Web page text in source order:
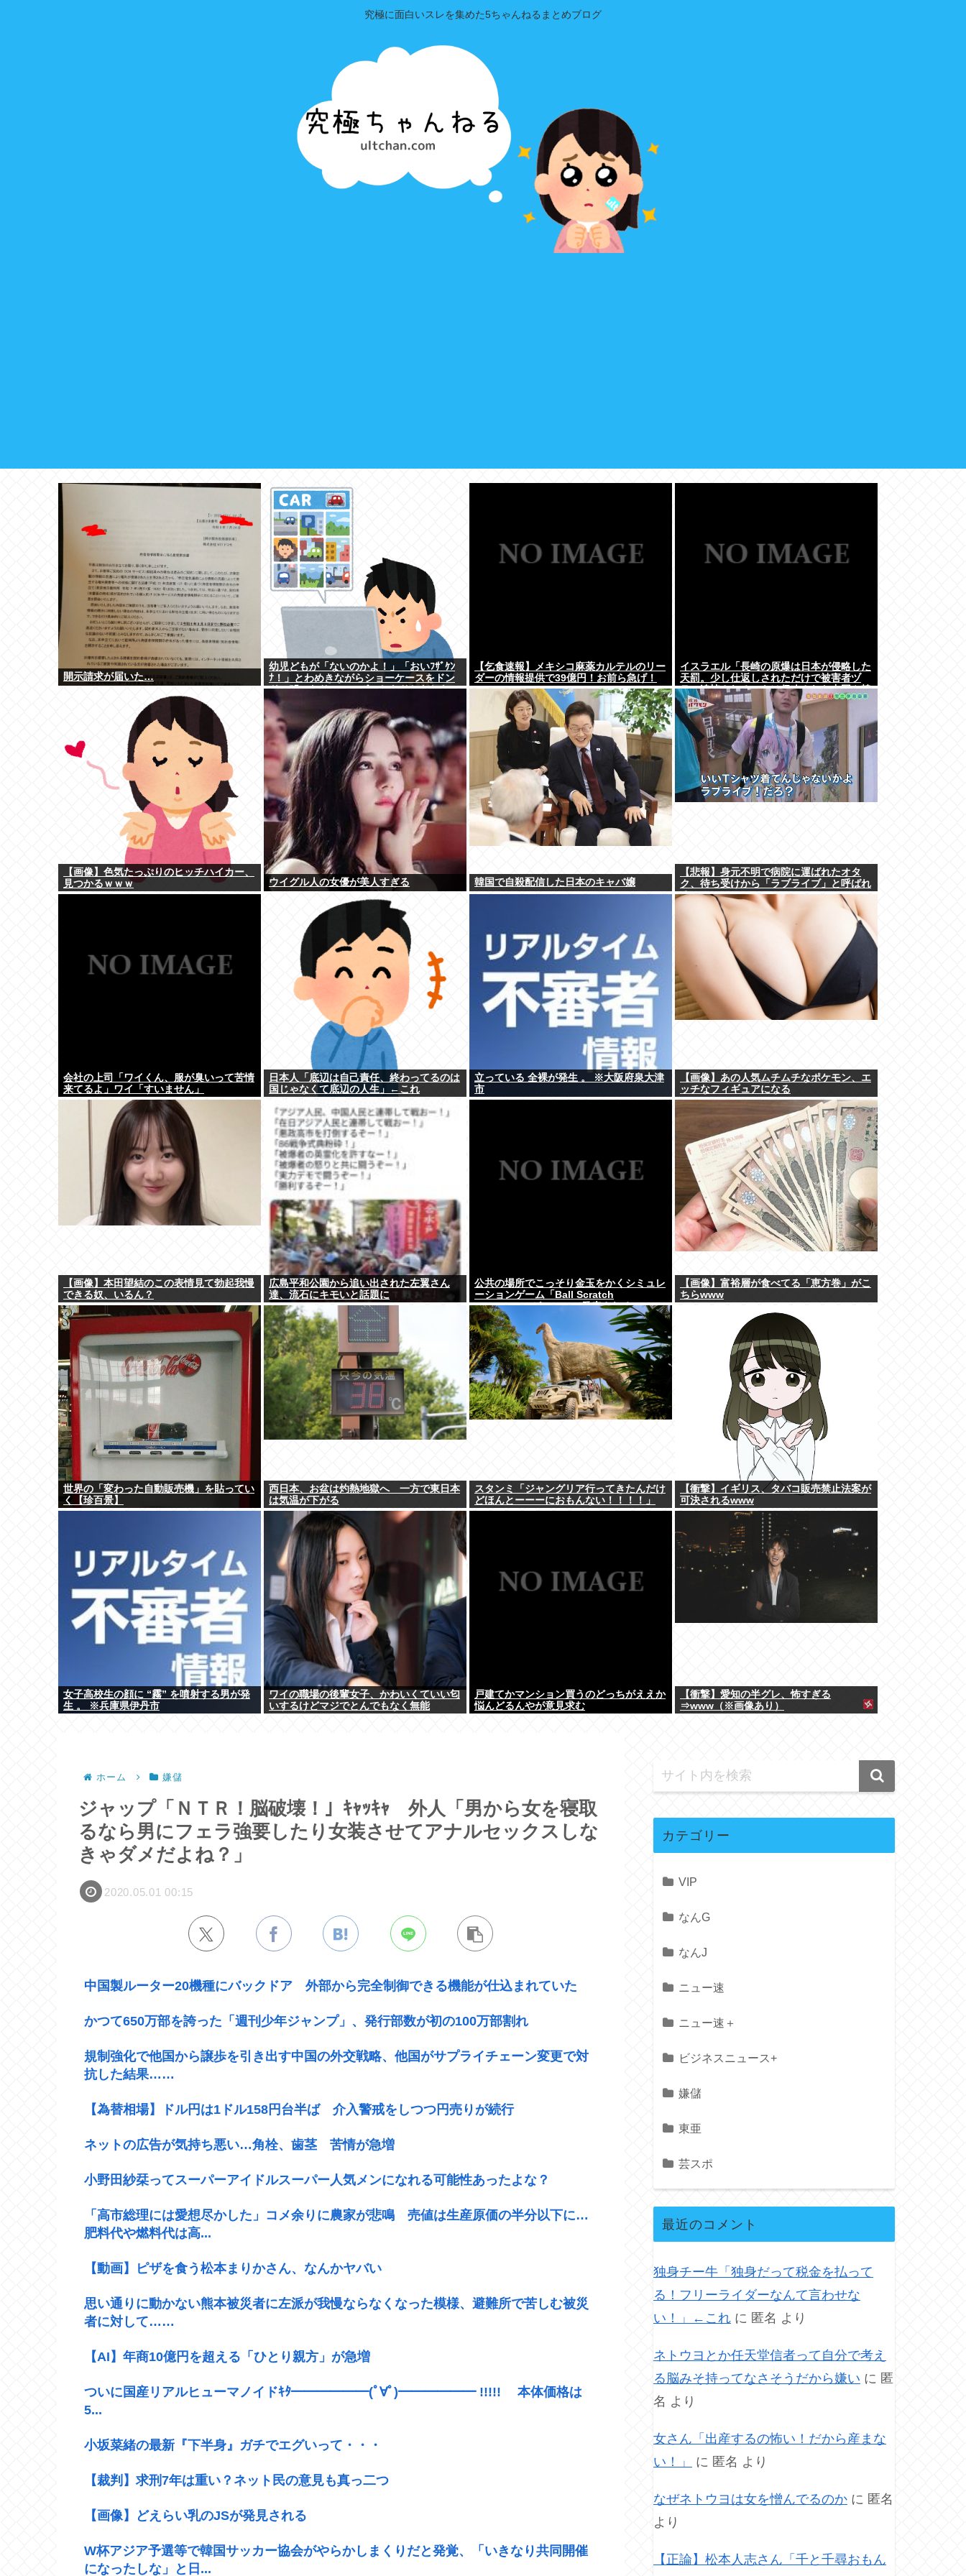
究極に面白いスレを集めた5ちゃんねるまとめブログ
開示請求が届いた…
幼児どもが「ないのかよ！」「おいﾌｻﾞｹﾝ
ﾅ！」とわめきながらショーケースをドン
ドン叩いたり、エルボーしたりしだした
【乞食速報】メキシコ麻薬カルテルのリー
ダーの情報提供で39億円！お前ら急げ！
イスラエル「長崎の原爆は日本が侵略した
天罰。少し仕返しされただけで被害者ヅ
ラ。追悼されるべきは侵略された中国や韓
国の人々だよ
【画像】色気たっぷりのヒッチハイカー、
見つかるｗｗｗ
ウイグル人の女優が美人すぎる 韓国で自殺配信した日本のキャバ嬢
【悲報】身元不明で病院に運ばれたオタ
ク、待ち受けから「ラブライブ」と呼ばれ
るwww
会社の上司「ワイくん、服が臭いって苦情
来てるよ」ワイ「すいません」
日本人「底辺は自己責任、終わってるのは
国じゃなくて底辺の人生」←これ
立っている 全裸が発生 。 ※大阪府泉大津
市
【画像】あの人気ムチムチなポケモン、エ
ッチなフィギュアになる
【画像】本田望結のこの表情見て勃起我慢
できる奴、いるん？
広島平和公園から追い出された左翼さん
達、流石にキモいと話題に
公共の場所でこっそり金玉をかくシミュレ
ーションゲーム「Ball Scratch
Simulator」がSteamで発表される
【画像】富裕層が食べてる「恵方巻」がこ
ちらwww
世界の「変わった自動販売機」を貼ってい
く【珍百景】
西日本、お盆は灼熱地獄へ 一方で東日本
は気温が下がる
スタンミ「ジャングリア行ってきたんだけ
どほんとーーーにおもんない！！！！」
【衝撃】イギリス、タバコ販売禁止法案が
可決されるwww
女子高校生の顔に “霧” を噴射する男が発
生 。 ※兵庫県伊丹市
ワイの職場の後輩女子、かわいくていい匂
いするけどマジでとんでもなく無能
戸建てかマンション買うのどっちがええか
悩んどるんやが意見求む
【衝撃】愛知の半グレ、怖すぎる
⇒www（※画像あり）
ホーム 嫌儲
ジャップ「ＮＴＲ！脳破壊！」ｷｬｯｷｬ 外人「男から女を寝取
るなら男にフェラ強要したり女装させてアナルセックスしな
きゃダメだよね？」
2020.05.01 00:15
中国製ルーター20機種にバックドア 外部から完全制御できる機能が仕込まれていた
かつて650万部を誇った「週刊少年ジャンプ」、発行部数が初の100万部割れ
規制強化で他国から譲歩を引き出す中国の外交戦略、他国がサプライチェーン変更で対
抗した結果……
【為替相場】ドル円は1ドル158円台半ば 介入警戒をしつつ円売りが続行
ネットの広告が気持ち悪い…角栓、歯茎 苦情が急増
小野田紗栞ってスーパーアイドルスーパー人気メンになれる可能性あったよな？
「高市総理には愛想尽かした」コメ余りに農家が悲鳴 売値は生産原価の半分以下に…
肥料代や燃料代は高...
【動画】ピザを食う松本まりかさん、なんかヤバい
思い通りに動かない熊本被災者に左派が我慢ならなくなった模様、避難所で苦しむ被災
者に対して……
【AI】年商10億円を超える「ひとり親方」が急増
ついに国産リアルヒューマノイドｷﾀ━━━━━━(ﾟ∀ﾟ)━━━━━━ !!!!! 本体価格は
5...
小坂菜緒の最新『下半身』ガチでエグいって・・・
【裁判】求刑7年は重い？ネット民の意見も真っ二つ
【画像】どえらい乳のJSが発見される
W杯アジア予選等で韓国サッカー協会がやらかしまくりだと発覚、「いきなり共同開催
になったしな」と日...
カテゴリー
VIP
なんG
なんJ
ニュー速
ニュー速＋
ビジネスニュース+
嫌儲
東亜
芸スポ
最近のコメント
独身チー牛「独身だって税金を払って
る！フリーライダーなんて言わせな
い！」←これ に 匿名 より
ネトウヨとか任天堂信者って自分で考え
る脳みそ持ってなさそうだから嫌い に 匿
名 より
女さん「出産するの怖い！だから産まな
い！」
に 匿名 より
なぜネトウヨは女を憎んでるのか に 匿名
より
【正論】松本人志さん「千と千尋おもん